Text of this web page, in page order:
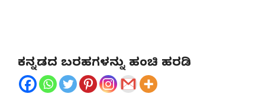
ಕನ್ನಡದ ಬರಹಗಳನ್ನು ಹಂಚಿ ಹರಡಿ